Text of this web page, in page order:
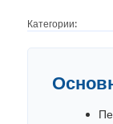
Категории: